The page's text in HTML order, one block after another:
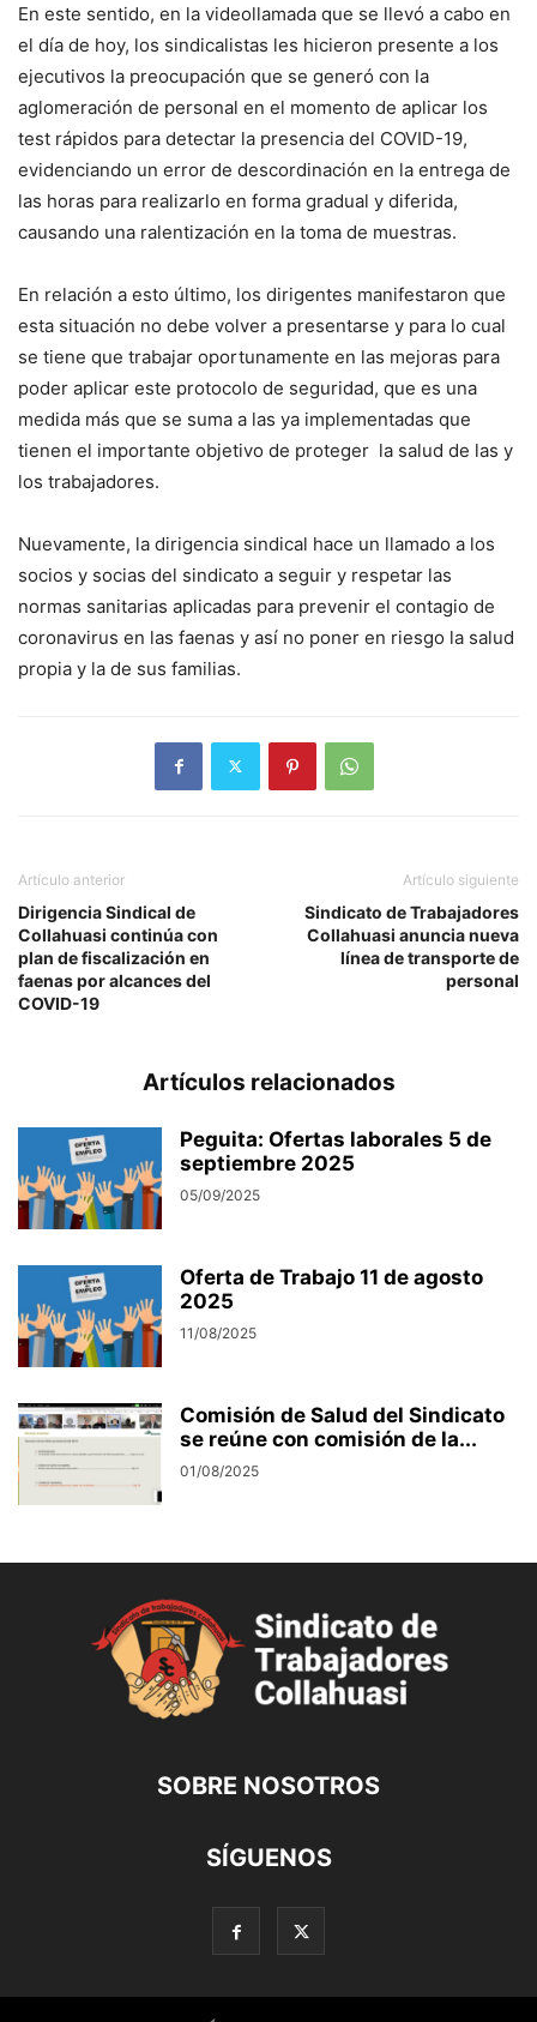
En este sentido, en la videollamada que se llevó a cabo en
el día de hoy, los sindicalistas les hicieron presente a los
ejecutivos la preocupación que se generó con la
aglomeración de personal en el momento de aplicar los
test rápidos para detectar la presencia del COVID-19,
evidenciando un error de descordinación en la entrega de
las horas para realizarlo en forma gradual y diferida,
causando una ralentización en la toma de muestras.
En relación a esto último, los dirigentes manifestaron que
esta situación no debe volver a presentarse y para lo cual
se tiene que trabajar oportunamente en las mejoras para
poder aplicar este protocolo de seguridad, que es una
medida más que se suma a las ya implementadas que
tienen el importante objetivo de proteger la salud de las y
los trabajadores.
Nuevamente, la dirigencia sindical hace un llamado a los
socios y socias del sindicato a seguir y respetar las
normas sanitarias aplicadas para prevenir el contagio de
coronavirus en las faenas y así no poner en riesgo la salud
propia y la de sus familias.
Artículo anterior
Dirigencia Sindical de
Collahuasi continúa con
plan de fiscalización en
faenas por alcances del
COVID-19
Artículo siguiente
Sindicato de Trabajadores
Collahuasi anuncia nueva
línea de transporte de
personal
Artículos relacionados
Peguita: Ofertas laborales 5 de
septiembre 2025
05/09/2025
Oferta de Trabajo 11 de agosto
2025
11/08/2025
Comisión de Salud del Sindicato
se reúne con comisión de la...
01/08/2025
SOBRE NOSOTROS
SÍGUENOS